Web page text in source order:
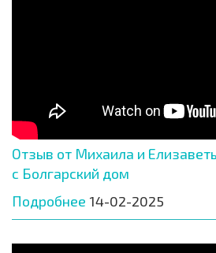
Отзыв от Михаила и
с Болгарский дом
Подробнее 14-02-2025